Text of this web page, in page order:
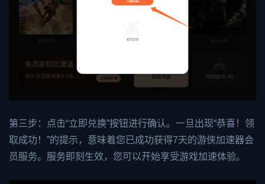
第三步：点击“立即兑换”按钮进行确认。一旦出现“恭喜！领
取成功！”的提示，意味着您已成功获得7天的游侠加速器会
员服务。服务即刻生效，您可以开始享受游戏加速体验。